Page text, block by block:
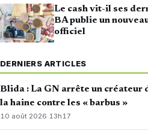
Le cash vit-il ses
BA publie un
officiel
DERNIERS ARTICLES
Blida : La GN arrête un créateur
la haine contre les « barbus »
10 août 2026·13h17